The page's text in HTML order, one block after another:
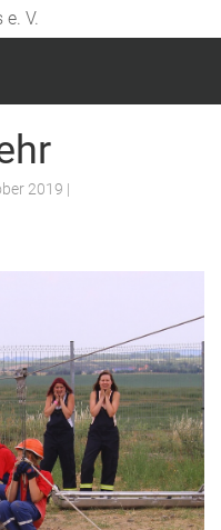
V.
2019 |